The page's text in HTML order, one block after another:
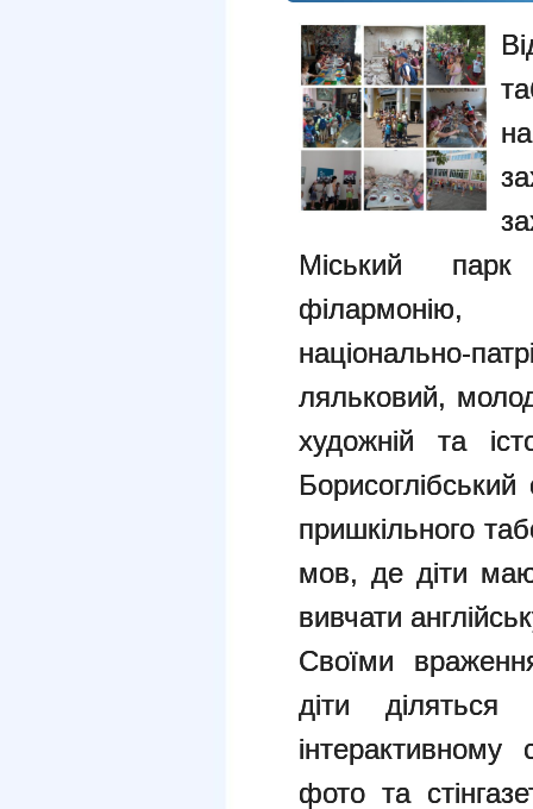
Міський
філармонію,
національно-
ляльковий,
художній та
пришкільного
мов, де діти
вивчати
Своїми
діти
інтерактивному
фото та